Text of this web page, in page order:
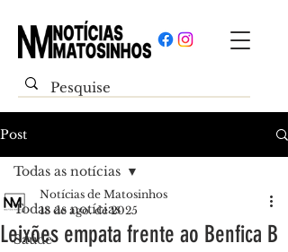
Post
Todas as notícias
Saúde
Todas as notícias
Leixões empata frente ao Benfica B
Notícias de Matosinhos
18 de ago. de 2025